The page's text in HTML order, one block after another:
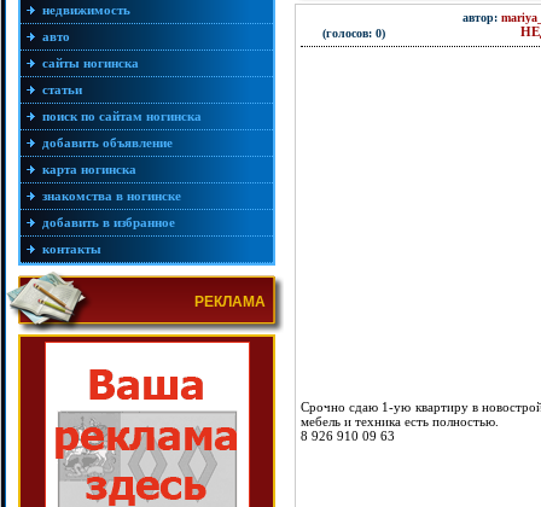
недвижимость
авто
сайты ногинска
статьи
поиск по сайтам ногинска
добавить объявление
карта ногинска
знакомства в ногинске
добавить в избранное
контакты
РЕКЛАМА
(голосов: 0)
автор:
Срочно сдаю 1-ую квартиру в
мебель и техника есть полностью.
8 926 910 09 63